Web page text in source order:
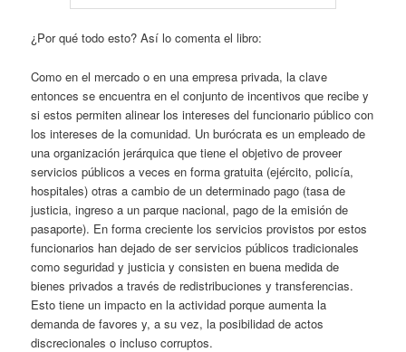
¿Por qué todo esto? Así lo comenta el libro:
Como en el mercado o en una empresa privada, la clave
entonces se encuentra en el conjunto de incentivos que recibe y
si estos permiten alinear los intereses del funcionario público con
los intereses de la comunidad. Un burócrata es un empleado de
una organización jerárquica que tiene el objetivo de proveer
servicios públicos a veces en forma gratuita (ejército, policía,
hospitales) otras a cambio de un determinado pago (tasa de
justicia, ingreso a un parque nacional, pago de la emisión de
pasaporte). En forma creciente los servicios provistos por estos
funcionarios han dejado de ser servicios públicos tradicionales
como seguridad y justicia y consisten en buena medida de
bienes privados a través de redistribuciones y transferencias.
Esto tiene un impacto en la actividad porque aumenta la
demanda de favores y, a su vez, la posibilidad de actos
discrecionales o incluso corruptos.